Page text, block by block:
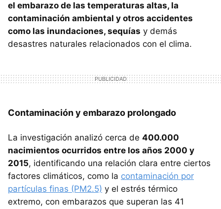
el embarazo de las temperaturas altas, la
contaminación ambiental y otros accidentes
como las inundaciones, sequías y demás
desastres naturales relacionados con el clima.
Contaminación y embarazo prolongado
La investigación analizó cerca de 400.000
nacimientos ocurridos entre los años 2000 y
2015, identificando una relación clara entre ciertos
factores climáticos, como la contaminación por
partículas finas (PM2.5) y el estrés térmico
extremo, con embarazos que superan las 41